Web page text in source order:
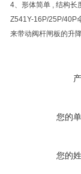
4、形体简单 , 结构长
Z541Y-16P/25P/40P
来带动阀杆闸板的升
您的
您的